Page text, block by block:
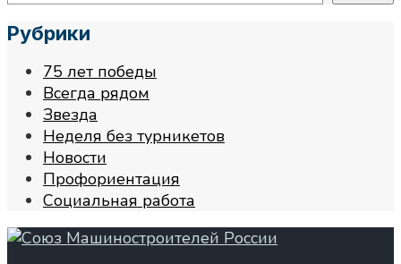
Рубрики
75 лет победы
Всегда рядом
Звезда
Неделя без турникетов
Новости
Профориентация
Социальная работа